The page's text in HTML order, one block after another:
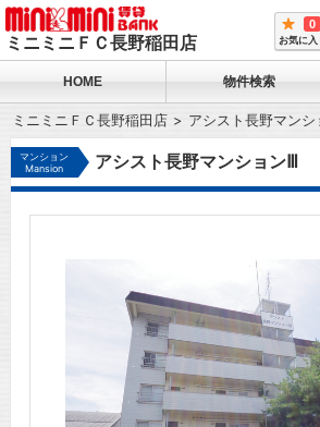
ミニミニＦＣ長野稲田店
0
お気に入
HOME 物件検索
ミニミニＦＣ長野稲田店 アシスト長野マン
マンション
Mansion
アシスト長野マンションⅢ